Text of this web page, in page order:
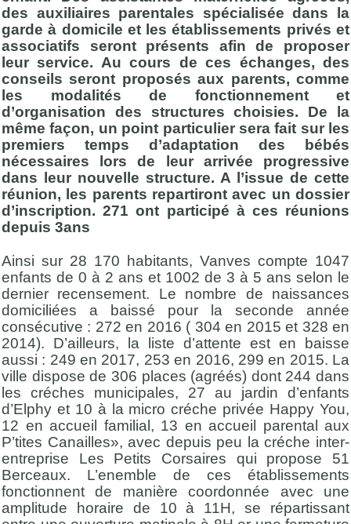
des auxiliaires parentales spécialisée dans la
garde à domicile et les établissements privés et
associatifs seront présents afin de proposer
leur service. Au cours de ces échanges, des
conseils seront proposés aux parents, comme
les modalités de fonctionnement et
d’organisation des structures choisies. De la
même façon, un point particulier sera fait sur les
premiers temps d’adaptation des bébés
nécessaires lors de leur arrivée progressive
dans leur nouvelle structure. A l’issue de cette
réunion, les parents repartiront avec un dossier
d’inscription. 271 ont participé à ces réunions
depuis 3ans
Ainsi sur 28 170 habitants, Vanves compte 1047
enfants de 0 à 2 ans et 1002 de 3 à 5 ans selon le
dernier recensement. Le nombre de naissances
domiciliées a baissé pour la seconde année
consécutive : 272 en 2016 ( 304 en 2015 et 328 en
2014). D’ailleurs, la liste d’attente est en baisse
aussi : 249 en 2017, 253 en 2016, 299 en 2015. La
ville dispose de 306 places (agréés) dont 244 dans
les créches municipales, 27 au jardin d’enfants
d’Elphy et 10 à la micro créche privée Happy You,
12 en accueil familial, 13 en accueil parental aux
P’tites Canailles», avec depuis peu la créche inter-
entreprise Les Petits Corsaires qui propose 51
Berceaux. L’enemble de ces établissements
fonctionnent de manière coordonnée avec une
amplitude horaire de 10 à 11H, se répartissant